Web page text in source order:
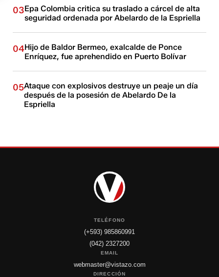
03Epa Colombia critica su traslado a cárcel de alta
seguridad ordenada por Abelardo de la Espriella
04Hijo de Baldor Bermeo, exalcalde de Ponce
Enríquez, fue aprehendido en Puerto Bolívar
05Ataque con explosivos destruye un peaje un día
después de la posesión de Abelardo De la
Espriella
TELÉFONO
(+593) 985860991
(042) 2327200
EMAIL
webmaster@vistazo.com
DIRECCIÓN